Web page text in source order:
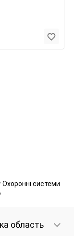
Охоронні системи
область